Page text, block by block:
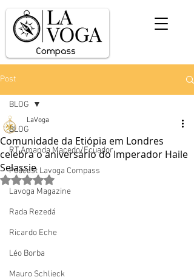
Post
BLOG
RT Amanda Macedo/Ecuador
Podcast Lavoga Compass
Lavoga Magazine
Rada Rezedá
Ricardo Eche
Léo Borba
Mauro Schlieck
BLOG
Comunidade da Etiópia em Londres
celebra o aniversário do Imperador Haile
Selassie
LaVoga
Avaliado com NaN de 5 estrelas.